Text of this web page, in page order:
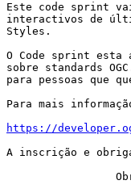
Este code sprint
interactivos de
Styles.
O Code sprint esta
sobre standards
para pessoas que
Para mais
https://
A inscrição e